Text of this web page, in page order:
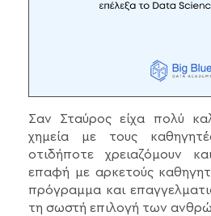
Σαν Σταύρος είχα πολύ
χημεία με τους
οτιδήποτε χρειαζόμουν
επαφή με αρκετούς
πρόγραμμα και
τη σωστή επιλογή των